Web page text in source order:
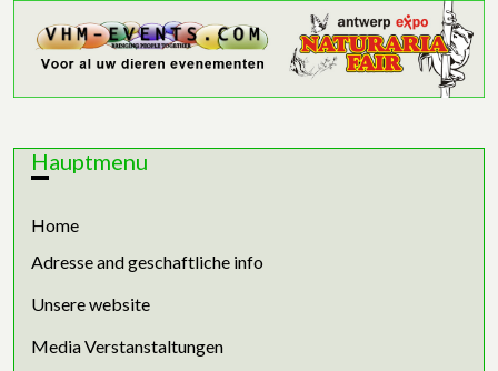
Hauptmenu
Home
Adresse and geschaftliche info
Unsere website
Media Verstanstaltungen